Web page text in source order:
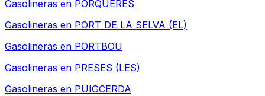
Gasolineras en PORQUERES
Gasolineras en PORT DE LA SELVA (EL)
Gasolineras en PORTBOU
Gasolineras en PRESES (LES)
Gasolineras en PUIGCERDA